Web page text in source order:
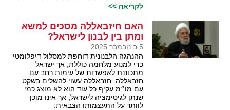
לקריאה >>
האם חיזבאללה מסכים למשא
ומתן בין לבנון לישראל?
5 ב נובמבר 2025
ההנהגה הלבנונית דוחפת למסלול דיפלומטי
כדי למנוע מלחמה כוללת, אך ישראל
מתכוננת לאפשרות של עימות רחב עם
חזבאללה. חזבאללה עשוי להשלים בשקט
עם מו״מ עקיף כל עוד הוא לא מוצג כמי
שנתן לגיטימציה לישראל, אך אינו מוכן
לוותר על התעצמותו הצבאית.